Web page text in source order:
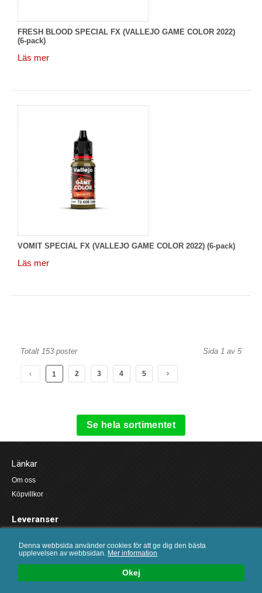
Okej
Denna webbsida använder cookies för att ge dig den bästa
upplevelsen av webbsidan. Mer information
FRESH BLOOD SPECIAL FX (VALLEJO GAME COLOR 2022)
(6-pack)
Läs mer
VOMIT SPECIAL FX (VALLEJO GAME COLOR 2022) (6-pack)
Läs mer
Totalt 153 poster Sida 1 av 5
1 2 3 4 5
Se hela sortimentet
Länkar
Om oss
Köpvillkor
Leveranser
Vi strävar efter att skicka alla beställningar lagda senast 10.00 samma dag.
Leverans sker med Schenker inom 1-2 dagar.